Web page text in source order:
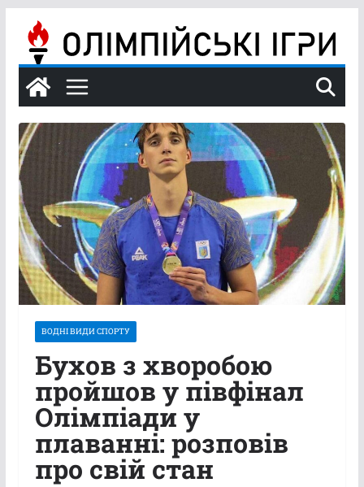
вмісту
ВОДНІ ВИДИ СПОРТУ
Бухов з хворобою
пройшов у півфінал
Олімпіади у
плаванні: розповів
про свій стан